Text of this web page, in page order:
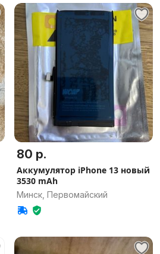
80 р.
Аккумулятор iPhone 13 новый
3530 mAh
Минск, Первомайский